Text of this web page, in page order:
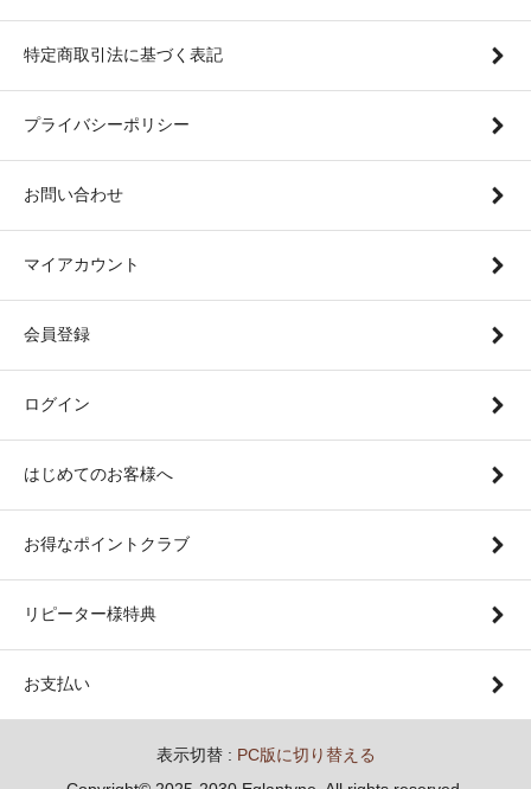
特定商取引法に基づく表記
プライバシーポリシー
お問い合わせ
マイアカウント
会員登録
ログイン
はじめてのお客様へ
お得なポイントクラブ
リピーター様特典
お支払い
表示切替 : PC版に切り替える